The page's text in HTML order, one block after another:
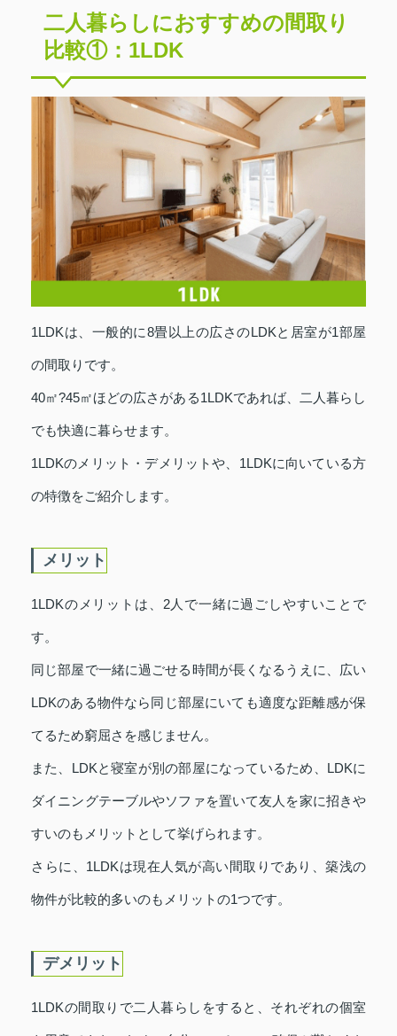
二人暮らしにおすすめの間取り
比較①：1LDK
1LDKは、一般的に8畳以上の広さのLDKと居室が1部屋
の間取りです。
40㎡?45㎡ほどの広さがある1LDKであれば、二人暮らし
でも快適に暮らせます。
1LDKのメリット・デメリットや、1LDKに向いている方
の特徴をご紹介します。
メリット
1LDKのメリットは、2人で一緒に過ごしやすいことで
す。
同じ部屋で一緒に過ごせる時間が長くなるうえに、広い
LDKのある物件なら同じ部屋にいても適度な距離感が保
てるため窮屈さを感じません。
また、LDKと寝室が別の部屋になっているため、LDKに
ダイニングテーブルやソファを置いて友人を家に招きや
すいのもメリットとして挙げられます。
さらに、1LDKは現在人気が高い間取りであり、築浅の
物件が比較的多いのもメリットの1つです。
デメリット
1LDKの間取りで二人暮らしをすると、それぞれの個室